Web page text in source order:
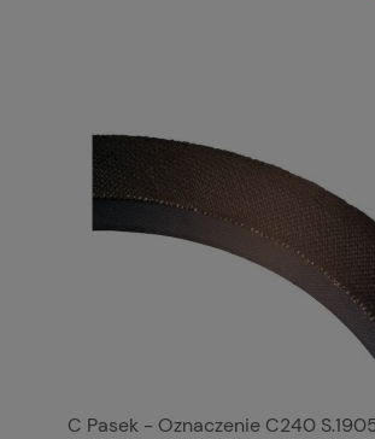
C Pasek - Oznaczenie C240